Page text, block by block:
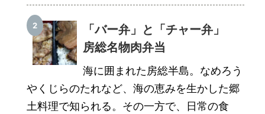
「バー弁」と「チャー弁」
房総名物肉弁当
海に囲まれた房総半島。なめろう
やくじらのたれなど、海の恵みを生かした郷
土料理で知られる。その一方で、日常の食